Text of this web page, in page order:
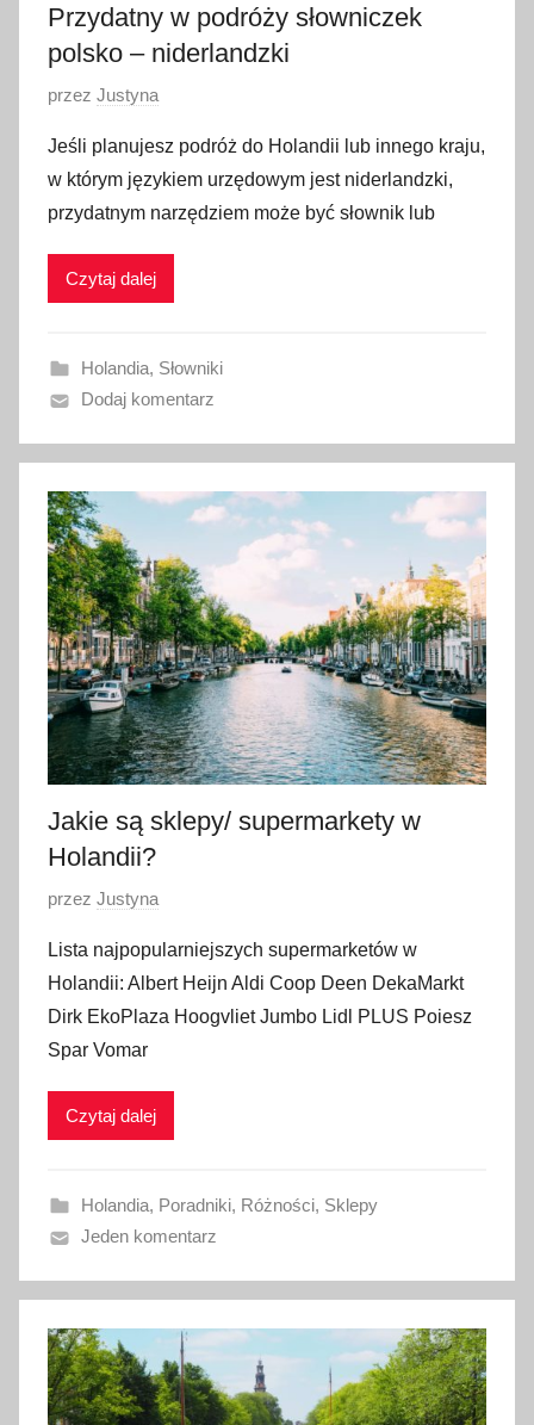
Przydatny w podróży słowniczek
polsko – niderlandzki
O
u
b
l
i
a
n
1
7
l
u
t
e
g
o
2
0
2
3
przez Justyna
Jeśli planujesz podróż do Holandii lub innego kraju,
w którym językiem urzędowym jest niderlandzki,
przydatnym narzędziem może być słownik lub
Czytaj dalej
Holandia, Słowniki
Dodaj komentarz
Jakie są sklepy/ supermarkety w
Holandii?
O
u
b
l
i
w
n
o
2
s
t
y
przez Justyna
Lista najpopularniejszych supermarketów w
Holandii: Albert Heijn Aldi Coop Deen DekaMarkt
Dirk EkoPlaza Hoogvliet Jumbo Lidl PLUS Poiesz
Spar Vomar
Czytaj dalej
Holandia, Poradniki, Różności, Sklepy
Jeden komentarz